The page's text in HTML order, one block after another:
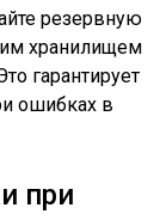
резервную
хранилищем
гарантирует
ошибках в
при